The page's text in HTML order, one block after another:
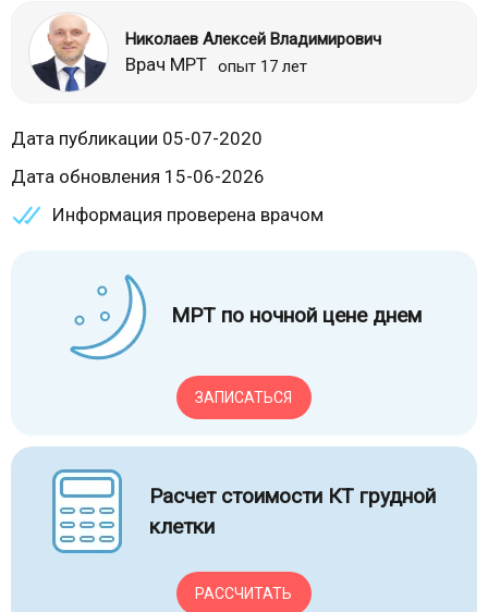
Николаев Алексей Владимирович
Врач МРТ опыт 17 лет
Дата публикации 05-07-2020
Дата обновления 15-06-2026
Информация проверена врачом
МРТ по ночной цене днем
ЗАПИСАТЬСЯ
Расчет стоимости КТ грудной
клетки
РАССЧИТАТЬ